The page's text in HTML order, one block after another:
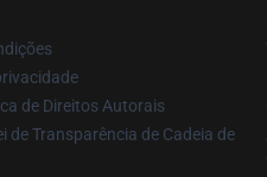
de Direitos Autorais
de Transparência de Cadeia de